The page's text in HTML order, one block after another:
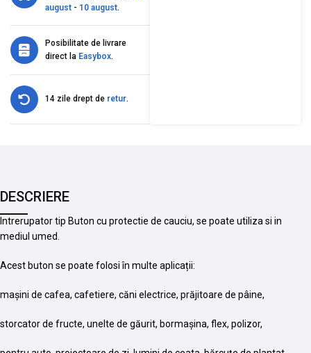
august - 10 august.
Posibilitate de livrare
direct la Easybox.
14 zile drept de retur.
DESCRIERE
Intrerupator tip Buton cu protectie de cauciu, se poate utiliza si in
mediul umed.
Acest buton se poate folosi în multe aplicații:
mașini de cafea, cafetiere, căni electrice, prăjitoare de pâine,
storcator de fructe, unelte de găurit, bormașina, flex, polizor,